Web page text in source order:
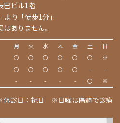
巳ビル1階
り「徒歩1分」
ありません。
月 火 水 木 金 土
日
〇 〇 〇 〇 〇 〇
※
〇 〇 〇 〇 〇 -
-
- - - - - 〇 ※
休診日：祝日 ※日曜は隔週で診療